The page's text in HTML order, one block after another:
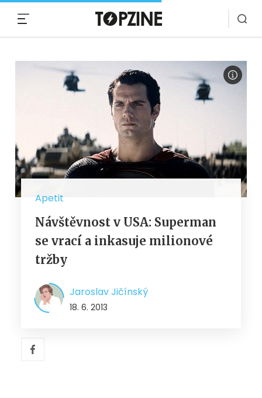
Apetit
Návštěvnost v USA: Superman
se vrací a inkasuje milionové
tržby
Jaroslav Jičínský
18. 6. 2013